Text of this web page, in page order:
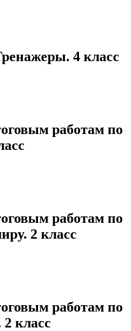
4 класс
работам по
работам по
2 класс
работам по
класс